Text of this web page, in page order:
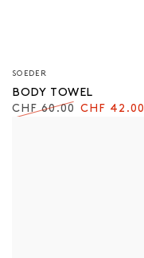
Verkäufer/in:
SOEDER
BODY TOWEL
CHF 60.00 CHF 42.00